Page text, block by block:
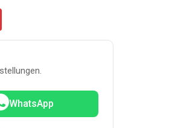
WhatsApp